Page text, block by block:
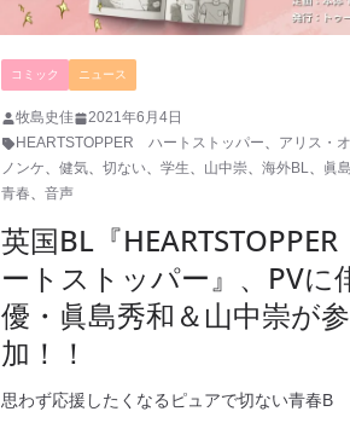
コミック ニュース
牧島史佳
2021年6月4日
HEARTSTOPPER ハートストッパー、 アリス・
ノンケ、 健気、 切ない、 学生、 山中崇、 海外BL、 眞
青春、 音声
英国BL『
ートストッパー』、PVに
優・眞島秀和＆山中崇が参
加！！
思わず応援したくなるピュアで切ない青春B